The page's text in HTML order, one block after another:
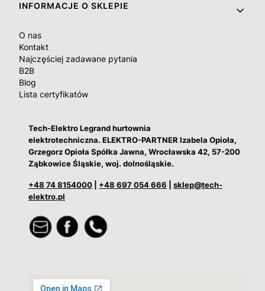
INFORMACJE O SKLEPIE
O nas
Kontakt
Najczęściej zadawane pytania
B2B
Blog
Lista certyfikatów
Tech-Elektro Legrand hurtownia
elektrotechniczna. ELEKTRO-PARTNER Izabela Opioła,
Grzegorz Opioła Spółka Jawna, Wrocławska 42, 57-200
Ząbkowice Śląskie, woj. dolnośląskie.
+48 74 8154000 +48 697 054 666
sklep@tech-
elektro.pl